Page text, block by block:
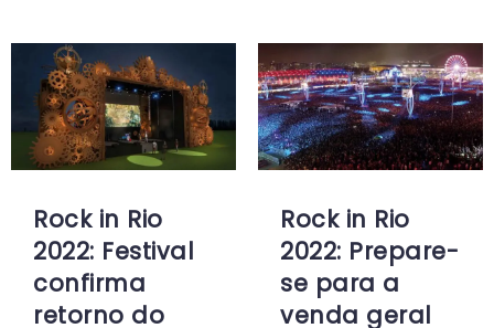
Rock in Rio
2022: Festival
confirma
retorno do
Rock in Rio
2022: Prepare-
se para a
venda geral